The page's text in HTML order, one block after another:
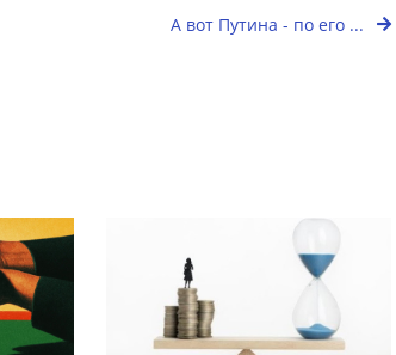
А вот Путина - по его ...